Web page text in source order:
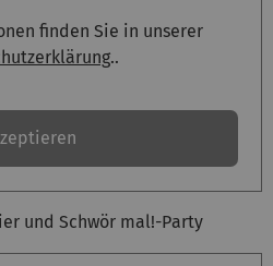
finden Sie in unserer
..
und Schwör mal!-Party